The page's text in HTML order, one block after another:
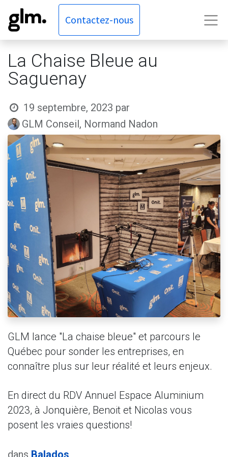
Contactez-nous
La Chaise Bleue au
Saguenay
19 septembre, 2023 par
GLM Conseil, Normand Nadon
GLM lance "La chaise bleue" et parcours le
Québec pour sonder les entreprises, en
connaître plus sur leur réalité et leurs enjeux.
En direct du RDV Annuel Espace Aluminium
2023, à Jonquière, Benoit et Nicolas vous
posent les vraies questions!